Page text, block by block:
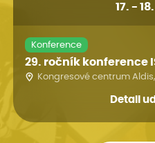
17. -
Konference
29. ročník konference
Kongresové centrum
Detail